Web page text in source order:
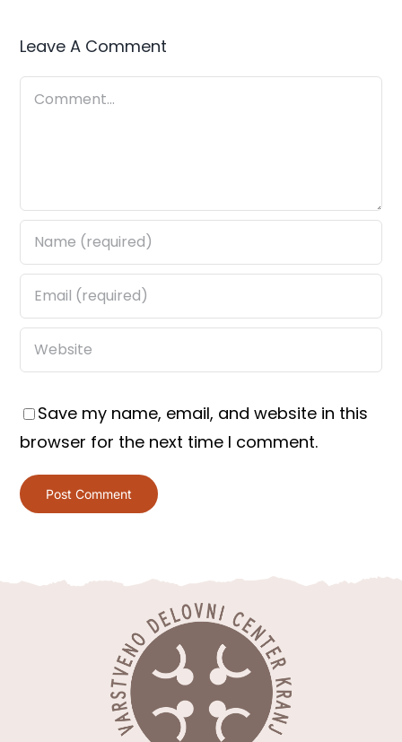
Leave A Comment
Comment
Save my name, email, and website in this
browser for the next time I comment.